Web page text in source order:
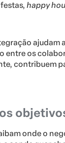
happy
ajudam
entre os
contribuem
onde o